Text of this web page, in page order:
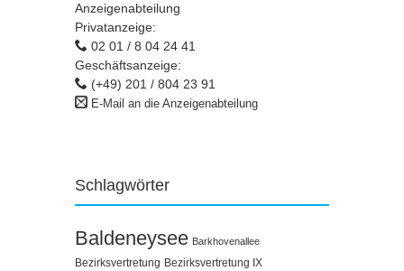
Anzeigenabteilung
Privatanzeige:
02 01 / 8 04 24 41
Geschäftsanzeige:
(+49) 201 / 804 23 91
E-Mail an die Anzeigenabteilung
Schlagwörter
Baldeneysee Barkhovenallee
Bezirksvertretung Bezirksvertretung IX